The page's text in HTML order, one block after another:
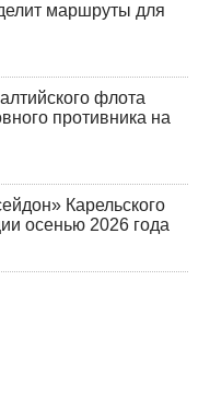
маршруты для
флота
противника на
Карельского
осенью 2026 года